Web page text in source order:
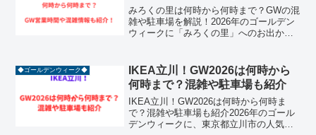
みろくの里は何時から何時まで？GWの混
雑や駐車場を解説！2026年のゴールデン
ウィークに「みろくの里」へのお出かけ
を再現した「いつか来た道」や、大迫力
の恐竜たちが待ち構...
◆ゴールデンウィーク◆
IKEA立川！GW2026は何時から
何時まで？混雑や駐車場も紹介
IKEA立川！GW2026は何時から何時ま
で？混雑や駐車場も紹介2026年のゴール
デンウィークに、東京都立川市の人気ス